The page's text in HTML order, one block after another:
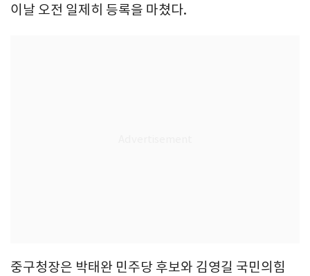
이날 오전 일제히 등록을 마쳤다.
중구청장은 박태완 민주당 후보와 김영길 국민의힘